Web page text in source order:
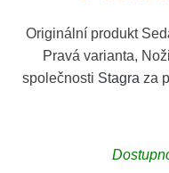
Originální produkt
Pravá varianta,
společnosti Stagra za